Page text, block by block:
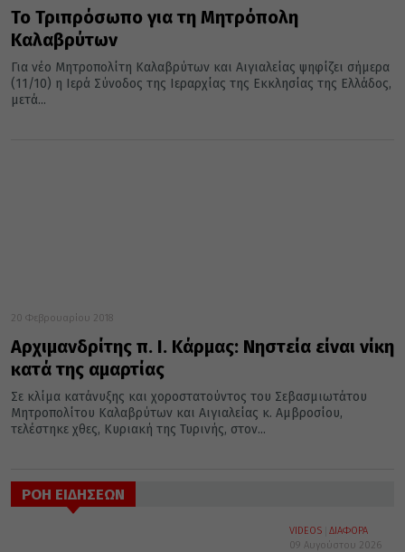
Το Τριπρόσωπο για τη Μητρόπολη
Καλαβρύτων
Για νέο Μητροπολίτη Καλαβρύτων και Αιγιαλείας ψηφίζει σήμερα
(11/10) η Ιερά Σύνοδος της Ιεραρχίας της Εκκλησίας της Ελλάδος,
μετά...
20 Φεβρουαρίου 2018
Αρχιμανδρίτης π. Ι. Κάρμας: Νηστεία είναι νίκη
κατά της αμαρτίας
Σε κλίμα κατάνυξης και χοροστατούντος του Σεβασμιωτάτου
Μητροπολίτου Καλαβρύτων και Αιγιαλείας κ. Αμβροσίου,
τελέστηκε χθες, Κυριακή της Τυρινής, στον...
ΡΟΗ ΕΙΔΗΣΕΩΝ
VIDEOS
ΔΙΑΦΟΡΑ
09 Αυγούστου 2026